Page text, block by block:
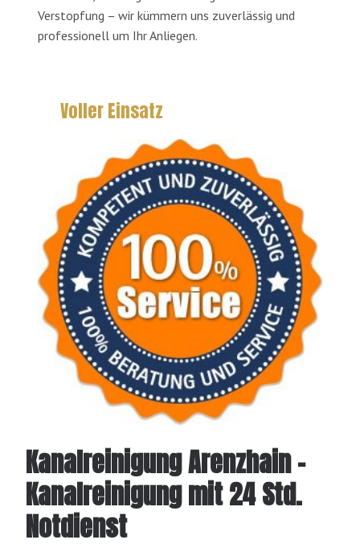
Kanalreinigung Arenzhain -
Kanalreinigung mit 24 Std.
Notdienst
Verstopfung – wir kümmern uns zuverlässig und
professionell um Ihr Anliegen.
Voller Einsatz